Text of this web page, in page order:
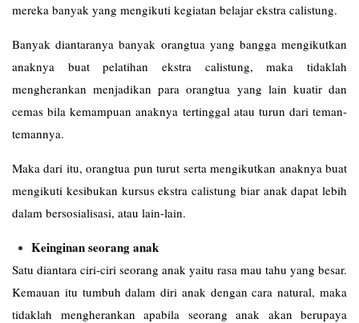
mereka banyak yang mengikuti kegiatan belajar ekstra calistung.
Banyak diantaranya banyak orangtua yang bangga mengikutkan
anaknya buat pelatihan ekstra calistung, maka tidaklah
mengherankan menjadikan para orangtua yang lain kuatir dan
cemas bila kemampuan anaknya tertinggal atau turun dari teman-
temannya.
Maka dari itu, orangtua pun turut serta mengikutkan anaknya buat
mengikuti kesibukan kursus ekstra calistung biar anak dapat lebih
dalam bersosialisasi, atau lain-lain.
Keinginan seorang anak
Satu diantara ciri-ciri seorang anak yaitu rasa mau tahu yang besar.
Kemauan itu tumbuh dalam diri anak dengan cara natural, maka
tidaklah mengherankan apabila seorang anak akan berupaya